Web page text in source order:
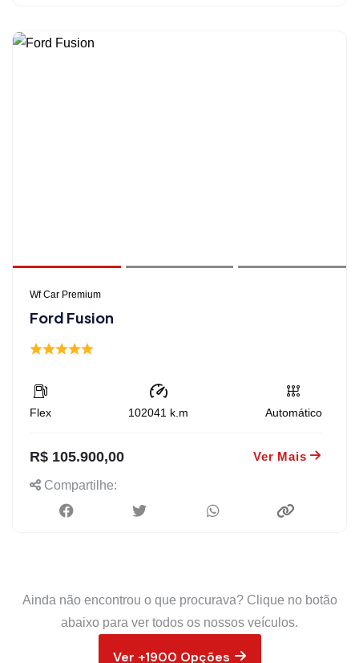
Wf Car Premium
Ford Fusion
Flex 102041 k.m Automático
R$ 105.900,00 Ver Mais
Compartilhe:
Ainda não encontrou o que procurava? Clique no botão
abaixo para ver todos os nossos veículos.
Ver +1900 Opções